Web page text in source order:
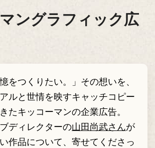
ングラフィック広
をつくりたい。」その想いを、
ルと世情を映すキャッチコピー
たキッコーマンの企業広告。
ディレクターの山田尚武さんが
作品について、寄せてくださっ